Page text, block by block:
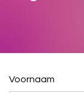
Voornaam